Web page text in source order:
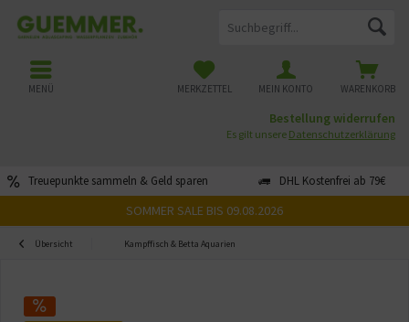
Treuepunkte sammeln & Geld sparen DHL Kostenfrei ab 79€
WARENKORB
MERKZETTEL MEIN KONTO
MENÜ
Bestellung widerrufen
Es gilt unsere Datenschutzerklärung
SOMMER SALE BIS 09.08.2026
Übersicht Kampffisch & Betta Aquarien